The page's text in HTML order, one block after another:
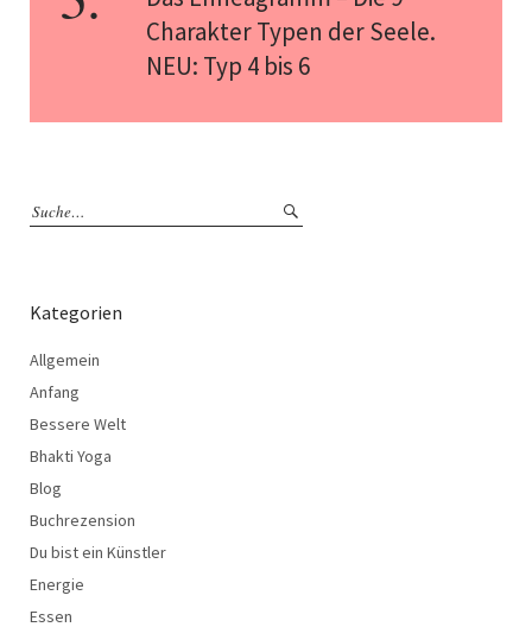
Charakter Typen der Seele.
NEU: Typ 4 bis 6
Kategorien
Allgemein
Anfang
Bessere Welt
Bhakti Yoga
Blog
Buchrezension
Du bist ein Künstler
Energie
Essen